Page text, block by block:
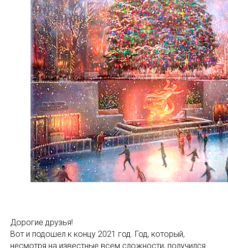
Дорогие друзья!
Вот и подошел к концу 2021 год. Год, который,
несмотря на известные всем сложности, получился